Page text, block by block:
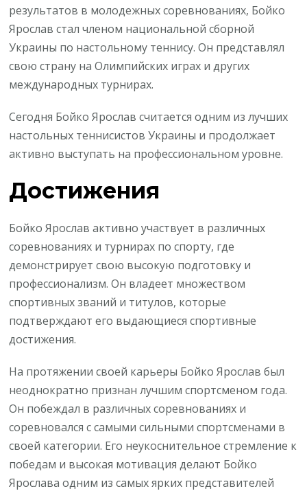
результатов в молодежных соревнованиях, Бойко
Ярослав стал членом национальной сборной
Украины по настольному теннису. Он представлял
свою страну на Олимпийских играх и других
международных турнирах.
Сегодня Бойко Ярослав считается одним из лучших
настольных теннисистов Украины и продолжает
активно выступать на профессиональном уровне.
Достижения
Бойко Ярослав активно участвует в различных
соревнованиях и турнирах по спорту, где
демонстрирует свою высокую подготовку и
профессионализм. Он владеет множеством
спортивных званий и титулов, которые
подтверждают его выдающиеся спортивные
достижения.
На протяжении своей карьеры Бойко Ярослав был
неоднократно признан лучшим спортсменом года.
Он побеждал в различных соревнованиях и
соревновался с самыми сильными спортсменами в
своей категории. Его неукоснительное стремление к
победам и высокая мотивация делают Бойко
Ярослава одним из самых ярких представителей